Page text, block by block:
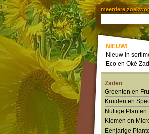
meerdere
NIEUW!
Nieuw in
Eco en Oké
Zaden
Groenten en
Kruiden en
Nuttige Planten
Kiemen en
Eenjarige